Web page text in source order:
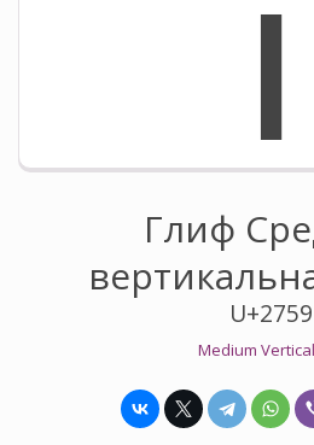
❙
Глиф
U+2759
Medium